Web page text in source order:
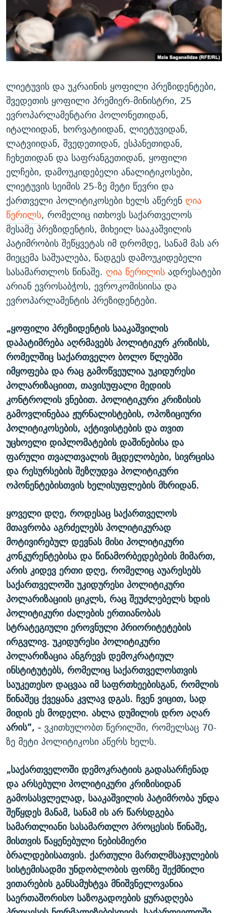
ᲛᲝᲚᲐᲞᲐᲠᲐᲙᲔ ᲢᲔᲥᲡᲢᲔᲑᲘ
ᲨᲘᲜ - ᲣᲪᲮᲝᲔᲗᲨᲘ
ᲚᲘᲢᲔᲠᲐᲢᲣᲠᲣᲚᲘ ᲬᲐᲮᲜᲐᲒᲔᲑᲘ
ᲐᲛᲔᲠᲘᲙᲣᲚᲘ ᲛᲝᲗᲮᲠᲝᲑᲐ
ᲘᲛᲞᲔᲠᲘᲐ ᲓᲐ ᲠᲐᲓᲘᲝ
ᲩᲔᲛᲘ ᲡᲘᲙᲕᲓᲘᲚᲘᲡ ᲛᲘᲖᲔᲖᲘᲐ COVID-19
11 ᲬᲔᲚᲘ - 11 ᲐᲛᲑᲐᲕᲘ
ᲡᲐᲞᲐᲠᲚᲐᲛᲔᲜᲢᲝ ᲐᲠᲩᲔᲕᲜᲔᲑᲘᲡ ᲘᲡᲢᲝᲠᲘᲐ
ᲑᲐᲕᲨᲕᲔᲑᲘ ᲞᲠᲝᲡᲢᲘᲢᲣᲪᲘᲐᲨᲘ - ᲐᲛᲝᲣᲗᲥᲛᲔᲚᲘ ᲐᲛᲑᲐᲕᲘ
5 ᲐᲛᲑᲐᲕᲘ - 20 ᲘᲕᲜᲘᲡᲡ ᲓᲐᲨᲐᲕᲔᲑᲣᲚᲔᲑᲘ
ᲐᲒᲕᲘᲡᲢᲝᲡ ᲝᲛᲘ
ПРИВЕТ ᲙᲣᲚᲢᲣᲠᲐ
ᲒᲐᲛᲝᲘᲬᲔᲠᲔ
რთე/რთ-ის ყველა საიტი
ლიეტუვის და უკრაინის ყოფილი პრეზიდენტები,
შვედეთის ყოფილი პრემიერ-მინისტრი, 25
ევროპარლამენტარი პოლონეთიდან,
იტალიიდან, ხორვატიიდან, ლიეტუვიდან,
ლატვიიდან, შვედეთიდან, ესპანეთიდან,
ჩეხეთიდან და საფრანგეთიდან, ყოფილი
ელჩები, დამოუკიდებელი ანალიტიკოსები,
ლიეტუვის სეიმის 25-ზე მეტი წევრი და
ქართველი პოლიტიკოსები ხელს აწერენ ღია
წერილს, რომელიც ითხოვს საქართველოს
მესამე პრეზიდენტის, მიხეილ სააკაშვილის
პატიმრობის შეწყვეტას იმ დრომდე, სანამ მას არ
მიეცემა საშუალება, წადგეს დამოუკიდებელი
სასამართლოს წინაშე. ღია წერილისადრესატები
არიან ევროსაბჭოს, ევროკომისიისა და
ევროპარლამენტის პრეზიდენტები.
„ყოფილი პრეზიდენტის სააკაშვილის
დაპატიმრება აღრმავებს პოლიტიკურ კრიზისს,
რომელშიც საქართველო ბოლო წლებში
იმყოფება და რაც გამოწვეულია უკიდურესი
პოლარიზაციით, თავისუფალი მედიის
კონტროლის ვნებით. პოლიტიკური კრიზისის
გამოვლინებაა ჟურნალისტების, ოპოზიციური
პოლიტიკოსების, აქტივისტების და თვით
უცხოელი დიპლომატების დაშინებისა და
ფარული თვალთვალის მცდელობები, სივრცისა
და რესურსების შეზღუდვა პოლიტიკური
ოპონენტებისთვის ხელისუფლების მხრიდან.
ყოველი დღე, როდესაც საქართველოს
მთავრობა აგრძელებს პოლიტიკურად
მოტივირებულ დევნას მისი პოლიტიკური
კონკურენტებისა და წინამორბედებების მიმართ,
არის კიდევ ერთი დღე, რომელიც აუარესებს
საქართველოში უკიდურესი პოლიტიკური
პოლარიზაციის ციკლს, რაც შეუძლებელს ხდის
პოლიტიკური ძალების ერთიანობას
სტრატეგიული ეროვნული პრიორიტეტების
ირგვლივ. უკიდურესი პოლიტიკური
პოლარიზაცია ანგრევს დემოკრატიულ
ინსტიტუტებს, რომელიც საქართველოსთვის
საუკეთესო დაცვაა იმ საფრთხეებისგან, რომლის
წინაშეც ქვეყანა კვლავ დგას. ჩვენ ვიცით, სად
მიდის ეს მოდელი. ახლა დუმილის დრო აღარ
არის”, - ვკითხულობთ წერილში, რომელსაც 70-
ზე მეტი პოლიტიკოსი აწერს ხელს.
„საქართველოში დემოკრატიის გადასარჩენად
და არსებული პოლიტიკური კრიზისიდან
გამოსასვლელად, სააკაშვილის პატიმრობა უნდა
შეწყდეს მანამ, სანამ ის არ წარსდგება
სამართლიანი სასამართლო პროცესის წინაშე,
მისთვის წაყენებული ნებისმიერი
ბრალდებისათვის. ქართული მართლმსაჯულების
სისტემისადმი უნდობლობის ფონზე შექმნილი
ვითარების განსამუხტვა მნიშვნელოვანია
საერთაშორისო საზოგადოების ყურადღება